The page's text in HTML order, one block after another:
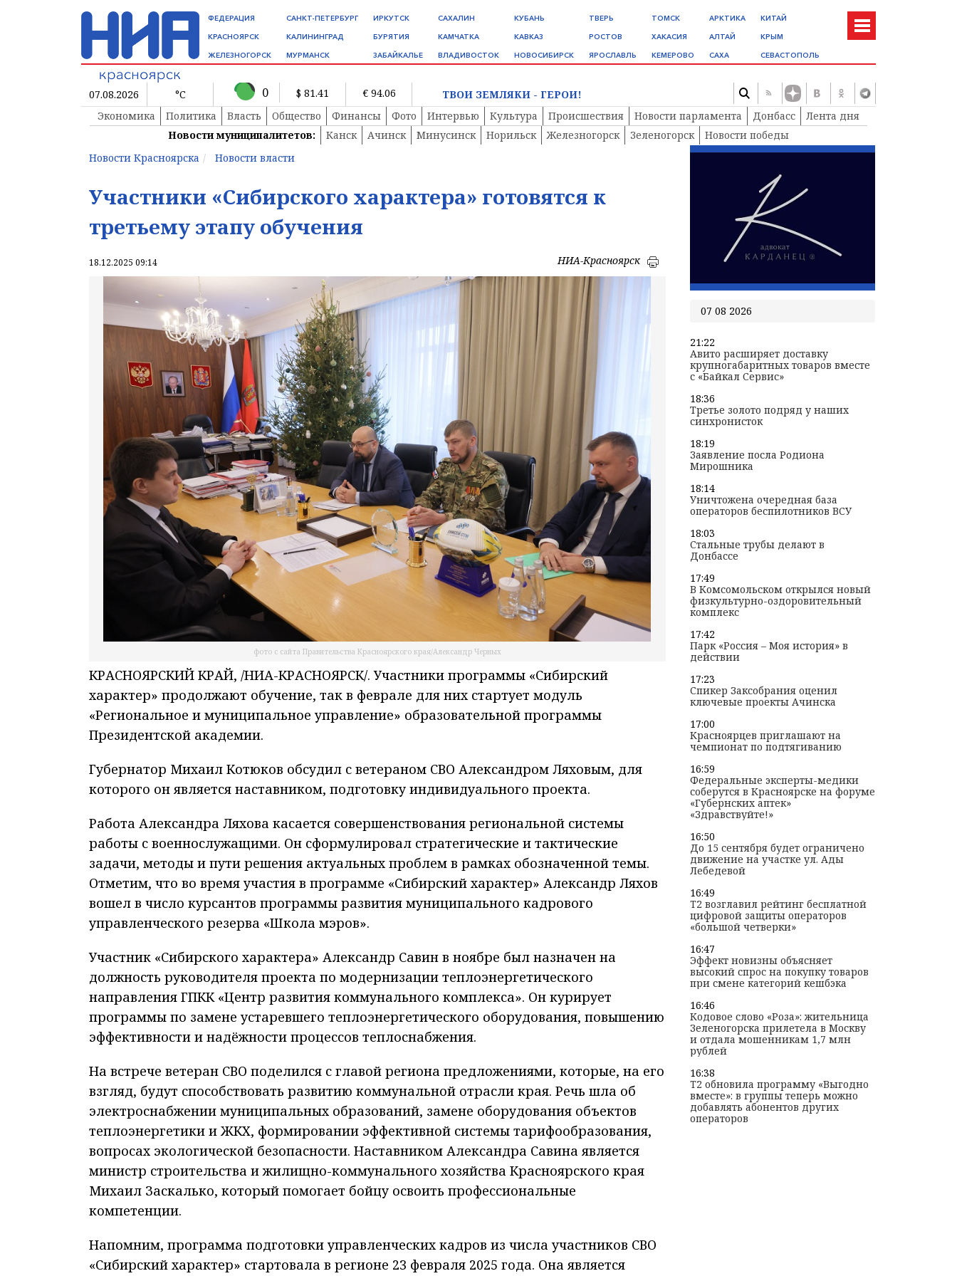
ФЕДЕРАЦИЯ
КРАСНОЯРСК
ЖЕЛЕЗНОГОРСК
САНКТ-ПЕТЕРБУРГ
КАЛИНИНГРАД
МУРМАНСК
ИРКУТСК
БУРЯТИЯ
ЗАБАЙКАЛЬЕ
САХАЛИН
КАМЧАТКА
ВЛАДИВОСТОК
КУБАНЬ
КАВКАЗ
НОВОСИБИРСК
ТВЕРЬ
РОСТОВ
ЯРОСЛАВЛЬ
ТОМСК
ХАКАСИЯ
КЕМЕРОВО
АРКТИКА
АЛТАЙ
САХА
КИТАЙ
КРЫМ
СЕВАСТОПОЛЬ
07.08.2026 °C 0 $ 81.41 € 94.06
ТВОИ ЗЕМЛЯКИ - ГЕРОИ!
Экономика
Политика Власть Общество Финансы Фото Интервью Культура Происшествия Новости парламента Донбасс
Лента дня
Новости муниципалитетов:
Канск Ачинск Минусинск Норильск Железногорск Зеленогорск
Новости победы
Новости Красноярска
Новости власти
Участники «Сибирского характера» готовятся к
третьему этапу обучения
18.12.2025 09:14 НИА-Красноярск
фото с сайта Правительства Красноярского края/Александр Черных
КРАСНОЯРСКИЙ КРАЙ, /НИА-КРАСНОЯРСК/. Участники программы «Сибирский
характер» продолжают обучение, так в феврале для них стартует модуль
«Региональное и муниципальное управление» образовательной программы
Президентской академии.
Губернатор Михаил Котюков обсудил с ветераном СВО Александром Ляховым, для
которого он является наставником, подготовку индивидуального проекта.
Работа Александра Ляхова касается совершенствования региональной системы
работы с военнослужащими. Он сформулировал стратегические и тактические
задачи, методы и пути решения актуальных проблем в рамках обозначенной темы.
Отметим, что во время участия в программе «Сибирский характер» Александр Ляхов
вошел в число курсантов программы развития муниципального кадрового
управленческого резерва «Школа мэров».
Участник «Сибирского характера» Александр Савин в ноябре был назначен на
должность руководителя проекта по модернизации теплоэнергетического
направления ГПКК «Центр развития коммунального комплекса». Он курирует
программы по замене устаревшего теплоэнергетического оборудования, повышению
эффективности и надёжности процессов теплоснабжения.
На встрече ветеран СВО поделился с главой региона предложениями, которые, на его
взгляд, будут способствовать развитию коммунальной отрасли края. Речь шла об
электроснабжении муниципальных образований, замене оборудования объектов
теплоэнергетики и ЖКХ, формировании эффективной системы тарифообразования,
вопросах экологической безопасности. Наставником Александра Савина является
министр строительства и жилищно-коммунального хозяйства Красноярского края
Михаил Заскалько, который помогает бойцу освоить профессиональные
компетенции.
Напомним, программа подготовки управленческих кадров из числа участников СВО
«Сибирский характер» стартовала в регионе 23 февраля 2025 года. Она является
07 08 2026
21:22
Авито расширяет доставку
крупногабаритных товаров вместе
с «Байкал Сервис»
18:36
Третье золото подряд у наших
синхронисток
18:19
Заявление посла Родиона
Мирошника
18:14
Уничтожена очередная база
операторов беспилотников ВСУ
18:03
Стальные трубы делают в
Донбассе
17:49
В Комсомольском открылся новый
физкультурно-оздоровительный
комплекс
17:42
Парк «Россия – Моя история» в
действии
17:23
Спикер Заксобрания оценил
ключевые проекты Ачинска
17:00
Красноярцев приглашают на
чемпионат по подтягиванию
16:59
Федеральные эксперты-медики
соберутся в Красноярске на форуме
«Губернских аптек»
«Здравствуйте!»
16:50
До 15 сентября будет ограничено
движение на участке ул. Ады
Лебедевой
16:49
T2 возглавил рейтинг бесплатной
цифровой защиты операторов
«большой четверки»
16:47
Эффект новизны объясняет
высокий спрос на покупку товаров
при смене категорий кешбэка
16:46
Кодовое слово «Роза»: жительница
Зеленогорска прилетела в Москву
и отдала мошенникам 1,7 млн
рублей
16:38
T2 обновила программу «Выгодно
вместе»: в группы теперь можно
добавлять абонентов других
операторов